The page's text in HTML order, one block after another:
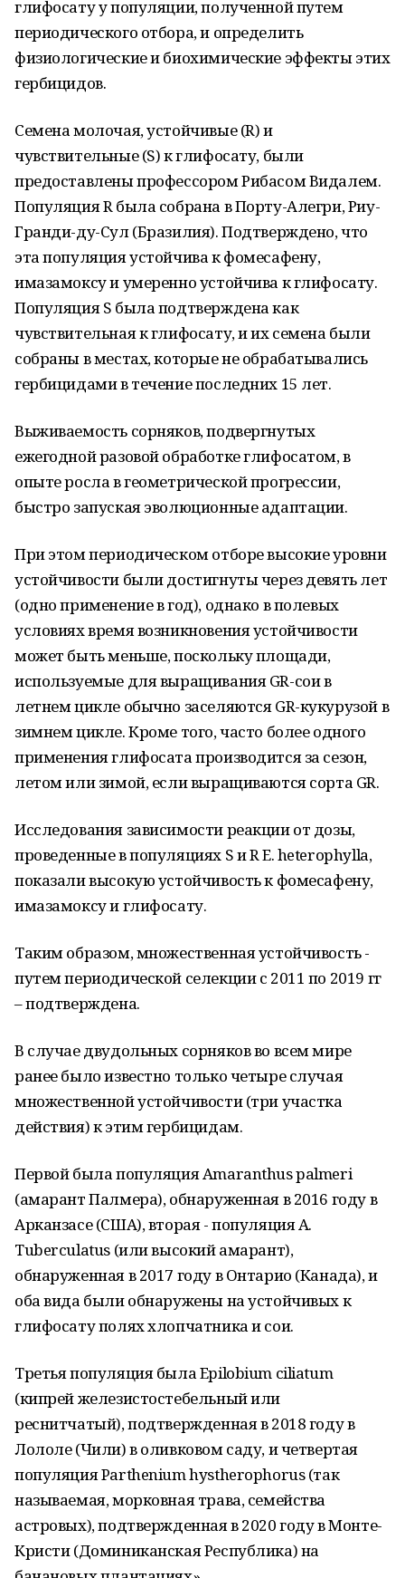
глифосату у популяции, полученной путем
периодического отбора, и определить
физиологические и биохимические эффекты этих
гербицидов.
Семена молочая, устойчивые (R) и
чувствительные (S) к глифосату, были
предоставлены профессором Рибасом Видалем.
Популяция R была собрана в Порту-Алегри, Риу-
Гранди-ду-Сул (Бразилия). Подтверждено, что
эта популяция устойчива к фомесафену,
имазамоксу и умеренно устойчива к глифосату.
Популяция S была подтверждена как
чувствительная к глифосату, и их семена были
собраны в местах, которые не обрабатывались
гербицидами в течение последних 15 лет.
Выживаемость сорняков, подвергнутых
ежегодной разовой обработке глифосатом, в
опыте росла в геометрической прогрессии,
быстро запуская эволюционные адаптации.
При этом периодическом отборе высокие уровни
устойчивости были достигнуты через девять лет
(одно применение в год), однако в полевых
условиях время возникновения устойчивости
может быть меньше, поскольку площади,
используемые для выращивания GR-сои в
летнем цикле обычно заселяются GR-кукурузой в
зимнем цикле. Кроме того, часто более одного
применения глифосата производится за сезон,
летом или зимой, если выращиваются сорта GR.
Исследования зависимости реакции от дозы,
проведенные в популяциях S и R E. heterophylla,
показали высокую устойчивость к фомесафену,
имазамоксу и глифосату.
Таким образом, множественная устойчивость -
путем периодической селекции с 2011 по 2019 гг
– подтверждена.
В случае двудольных сорняков во всем мире
ранее было известно только четыре случая
множественной устойчивости (три участка
действия) к этим гербицидам.
Первой была популяция Amaranthus palmeri
(амарант Палмера), обнаруженная в 2016 году в
Арканзасе (США), вторая - популяция A.
Tuberculatus (или высокий амарант),
обнаруженная в 2017 году в Онтарио (Канада), и
оба вида были обнаружены на устойчивых к
глифосату полях хлопчатника и сои.
Третья популяция была Epilobium ciliatum
(кипрей железистостебельный или
реснитчатый), подтвержденная в 2018 году в
Лололе (Чили) в оливковом саду, и четвертая
популяция Parthenium hystherophorus (так
называемая, морковная трава, семейства
астровых), подтвержденная в 2020 году в Монте-
Кристи (Доминиканская Республика) на